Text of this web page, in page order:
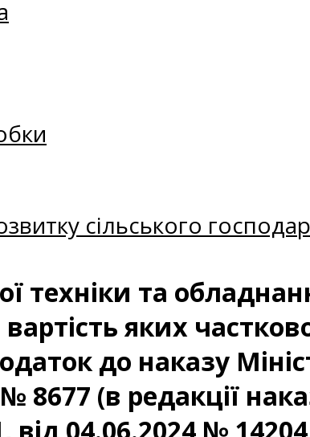
сільського
техніки та
яких
до наказу
8677 (в редакції